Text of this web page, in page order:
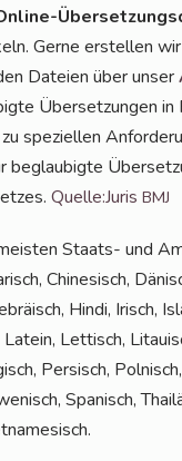
Ger­ne erstel­len wir
Datei­en über unser
Über­set­zun­gen
spe­zi­el­len
Quelle:Juris BMJ
Staats- und
Chi­ne­sisch,
Hin­di, Irisch,
Latein, Let­tisch,
Per­sisch,
Spa­nisch,